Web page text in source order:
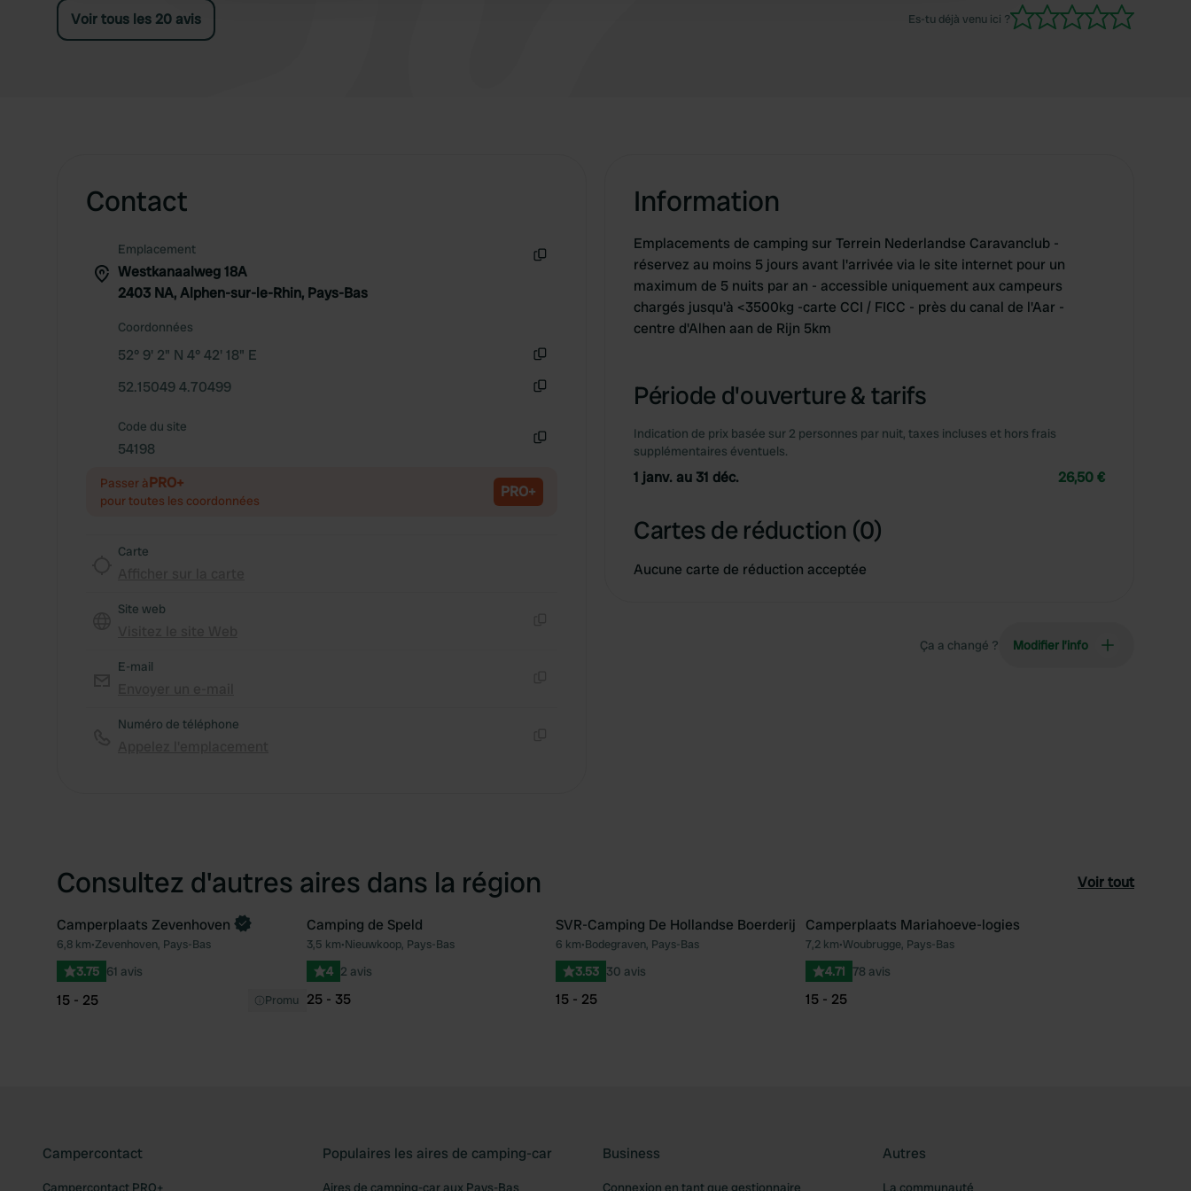
site. Un endroit idéal dans la Randstad.
Voir tous les 20 avis Es-tu déjà venu ici ?
Contact
Emplacement
Westkanaalweg 18A
2403 NA, Alphen-sur-le-Rhin, Pays-Bas
Coordonnées
52° 9' 2" N 4° 42' 18" E
52.15049 4.70499
Code du site
54198
Passer àPRO+
pour toutes les coordonnées PRO+
Carte
Site web
E-mail
Numéro de téléphone
Information
Emplacements de camping sur Terrein Nederlandse Caravanclub -
réservez au moins 5 jours avant l'arrivée via le site internet pour un
maximum de 5 nuits par an - accessible uniquement aux campeurs
chargés jusqu'à <3500kg -carte CCI / FICC - près du canal de l'Aar -
centre d'Alhen aan de Rijn 5km
Période d'ouverture & tarifs
Indication de prix basée sur 2 personnes par nuit, taxes incluses et hors frais
supplémentaires éventuels.
1 janv. au 31 déc. 26,50 €
Cartes de réduction (0)
Aucune carte de réduction acceptée
Ça a changé ? Modifier l’info
Consultez d'autres aires dans la région Voir tout
Préféré
Reserve maintenant
Camperplaats Zevenhoven
6,8 km•Zevenhoven, Pays-Bas
3.75 61 avis
15 - 25 Promu
Préféré
Camping de Speld
3,5 km•Nieuwkoop, Pays-Bas
4 2 avis
25 - 35
Préféré
SVR-Camping De Hollandse Boerderij
6 km•Bodegraven, Pays-Bas
3.53 30 avis
15 - 25
Camperplaats Mariahoeve-logies
7,2 km•Woubrugge, Pays-Bas
4.71 78 avis
15 - 25
Campercontact
Campercontact PRO+
Populaires les aires de camping-car
Aires de camping-car aux Pays-Bas
Business
Connexion en tant que gestionnaire
Autres
La communauté